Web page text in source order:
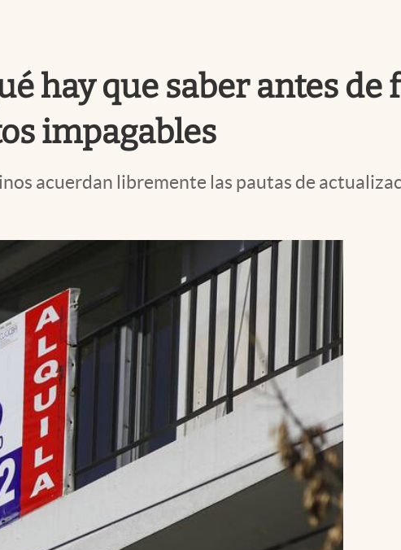
hay que saber antes
impagables
acuerdan libremente las pautas de